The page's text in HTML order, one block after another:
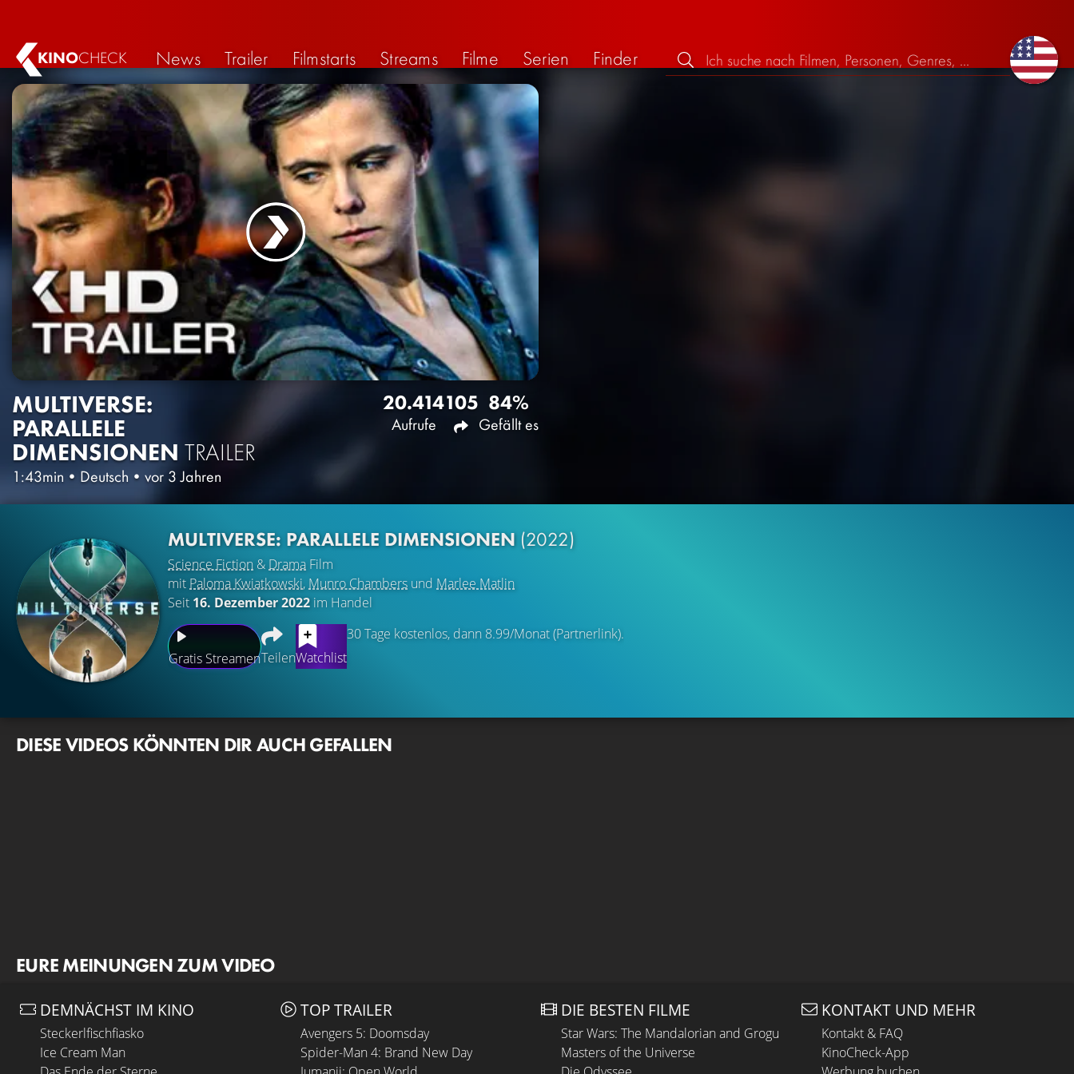
KINOCHECK News Trailer Filmstarts Streams Filme Serien Finder
MULTIVERSE:
PARALLELE
DIMENSIONEN TRAILER
1:43min • Deutsch • vor 3 Jahren
20.414
Aufrufe
105 84%
Gefällt es
MULTIVERSE: PARALLELE DIMENSIONEN (2022)
Science Fiction & Drama Film
mit Paloma Kwiatkowski, Munro Chambers und Marlee Matlin
Seit 16. Dezember 2022 im Handel
Gratis StreamenTeilenWatchlist
30 Tage kostenlos, dann 8.99/Monat (Partnerlink).
DIESE VIDEOS KÖNNTEN DIR AUCH GEFALLEN
EURE MEINUNGEN ZUM VIDEO
DEMNÄCHST IM KINO
Steckerlfischfiasko
Ice Cream Man
TOP TRAILER
Avengers 5: Doomsday
Spider-Man 4: Brand New Day
DIE BESTEN FILME
Star Wars: The Mandalorian and Grogu
Masters of the Universe
KONTAKT UND MEHR
Kontakt & FAQ
KinoCheck-App